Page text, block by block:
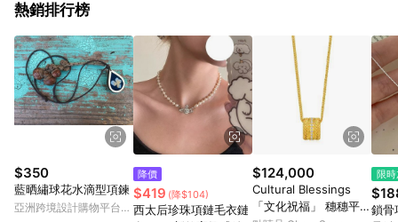
熱銷排行榜
$350
藍晒繡球花水滴型項鍊
亞洲跨境設計購物平台
降價
$419 (降$104)
西太后珍珠項鏈毛衣鏈
$124,000
Cultural Blessings
「文化祝福」 穗穗平安
限
鎖骨